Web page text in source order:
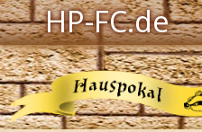
HP-FC.de
Navigation
Harry Potter